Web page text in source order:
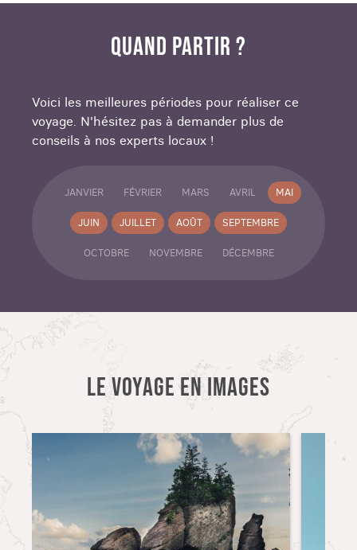
QUAND PARTIR ?
Voici les meilleures périodes pour réaliser ce
voyage. N'hésitez pas à demander plus de
conseils à nos experts locaux !
JANVIER FÉVRIER MARS AVRIL MAI
JUIN JUILLET AOÛT SEPTEMBRE
OCTOBRE NOVEMBRE DÉCEMBRE
LE VOYAGE EN IMAGES